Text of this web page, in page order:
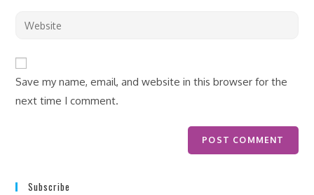
Save my name, email, and website in this browser for the
next time I comment.
Subscribe